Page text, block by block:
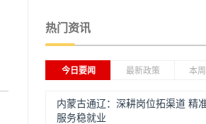
热门资讯
今日要闻 最新政策 本
内蒙古通辽：深耕岗位拓渠道 精
服务稳就业